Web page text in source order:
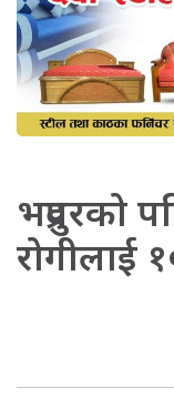
भद्रपुरको
रोगीलाई